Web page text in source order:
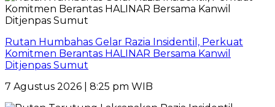
Rutan Humbahas Gelar Razia Insidentil, Perkuat
Komitmen Berantas HALINAR Bersama Kanwil
Ditjenpas Sumut
7 Agustus 2026 | 8:25 pm WIB